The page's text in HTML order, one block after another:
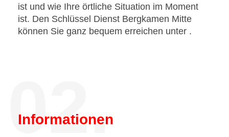
ist und wie Ihre örtliche Situation im Moment
ist. Den Schlüssel Dienst Bergkamen Mitte
können Sie ganz bequem erreichen unter .
02.
Informationen